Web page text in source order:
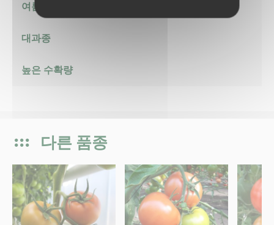
여름작형에 적합
대과종
높은 수확량
다른 품종